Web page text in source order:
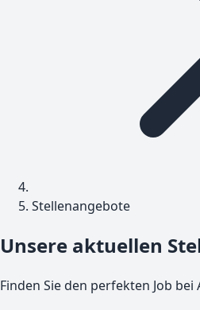
Stellenangebote
Unsere aktuellen
Finden Sie den perfekten Job bei